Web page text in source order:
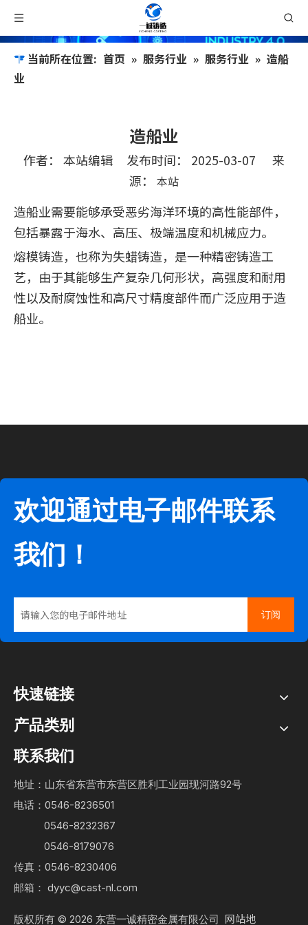
当前所在位置: 首页 » 服务行业 » 服务行业 » 造船
业
造船业
作者： 本站编辑 发布时间： 2025-03-07 来
源： 本站
造船业需要能够承受恶劣海洋环境的高性能部件，
包括暴露于海水、高压、极端温度和机械应力。
熔模铸造，也称为失蜡铸造，是一种精密铸造工
艺，由于其能够生产复杂几何形状，高强度和耐用
性以及耐腐蚀性和高尺寸精度部件而广泛应用于造
船业。
欢迎通过电子邮件联系
我们！
订阅
快速链接
产品类别
联系我们
地址：山东省东营市东营区胜利工业园现河路92号
电话：0546-8236501
0546-8232367
0546-8179076
传真：0546-8230406
邮箱： dyyc@cast-nl.com
版权所有 © 2026 东营一诚精密金属有限公司 网站地